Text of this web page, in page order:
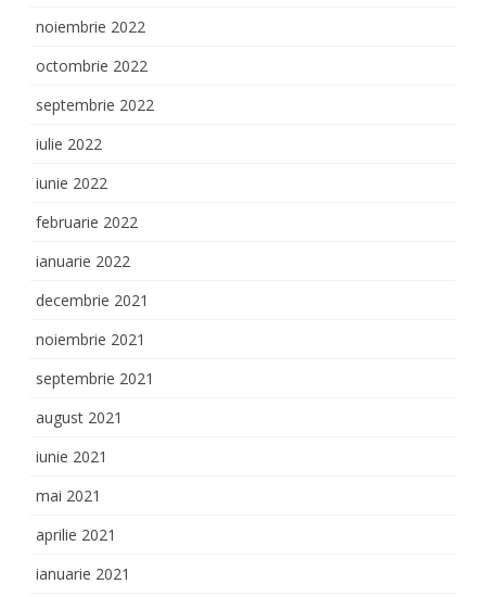
noiembrie 2022
octombrie 2022
septembrie 2022
iulie 2022
iunie 2022
februarie 2022
ianuarie 2022
decembrie 2021
noiembrie 2021
septembrie 2021
august 2021
iunie 2021
mai 2021
aprilie 2021
ianuarie 2021